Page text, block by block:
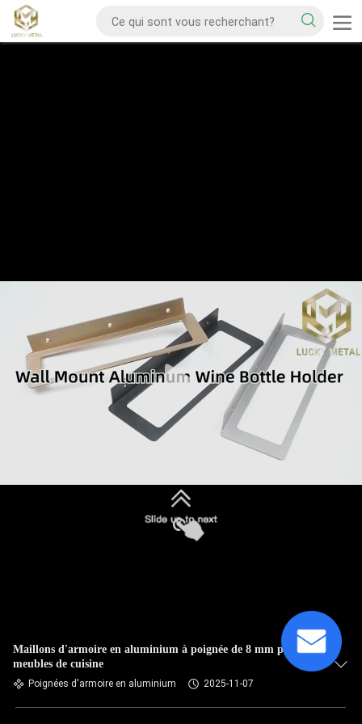
Maillons d'armoire en aluminium à poignée de 8 mm pour
meubles de cuisine
Poignées d'armoire en aluminium 2025-11-07